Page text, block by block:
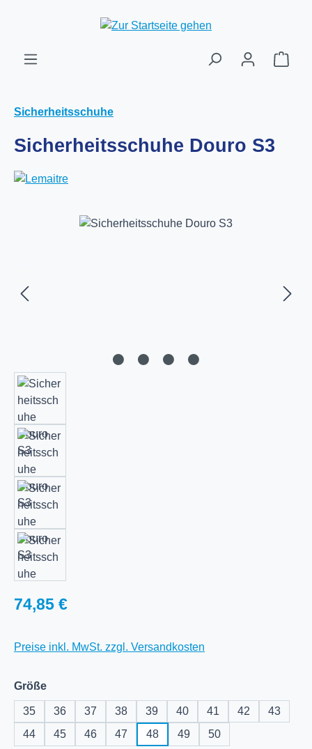
Zum Hauptinhalt springen
Sicherheitsschuhe
Sicherheitsschuhe Douro S3
Bildergalerie überspringen
Regulärer Preis:
74,85 €
Preise inkl. MwSt. zzgl. Versandkosten
Größeauswählen
35 36 37 38 39 40 41 42
43
44
45 46 47 48 49 50